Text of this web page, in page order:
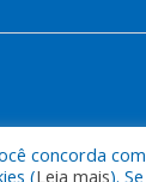
concorda
(Leia mais).